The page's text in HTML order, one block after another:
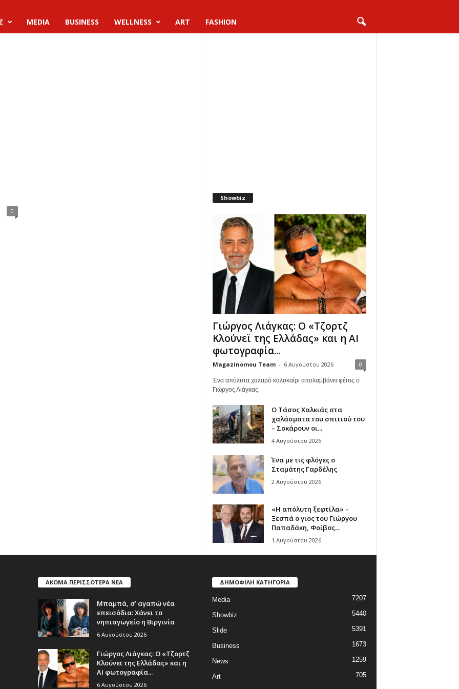
MEDIA BUSINESS WELLNESS ART FASHION
0
Showbiz
Γιώργος Λιάγκας: Ο «Τζορτζ
Κλούνεϊ της Ελλάδας» και η AI
φωτογραφία...
Magazinomou Team - 6 Αυγούστου 2026 0
Ένα απόλυτα χαλαρό καλοκαίρι απολαμβάνει φέτος ο
Γιώργος Λιάγκας.
Ο Τάσος Χαλκιάς στα
χαλάσματα του σπιτιού του
– Σοκάρουν οι...
4 Αυγούστου 2026
Ένα με τις φλόγες ο
Σταμάτης Γαρδέλης
2 Αυγούστου 2026
«Η απόλυτη ξεφτίλα» –
Ξεσπά ο γιος του Γιώργου
Παπαδάκη, Φοίβος...
1 Αυγούστου 2026
ΑΚΟΜΑ ΠΕΡΙΣΣΟΤΕΡΑ ΝΕΑ
Μπαμπά, σ’ αγαπώ νέα
επεισόδια: Χάνει το
νηπιαγωγείο η Βιργινία
6 Αυγούστου 2026
Γιώργος Λιάγκας: Ο «Τζορτζ
Κλούνεϊ της Ελλάδας» και η
AI φωτογραφία...
6 Αυγούστου 2026
ΔΗΜΟΦΙΛΗ ΚΑΤΗΓΟΡΙΑ
Media 7207
Showbiz 5440
Slide 5391
Business 1673
News 1259
Art 705